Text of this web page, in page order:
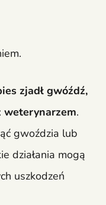
zjadł gwóźdź,
weterynarzem.
gwoździa lub
działania mogą
uszkodzeń